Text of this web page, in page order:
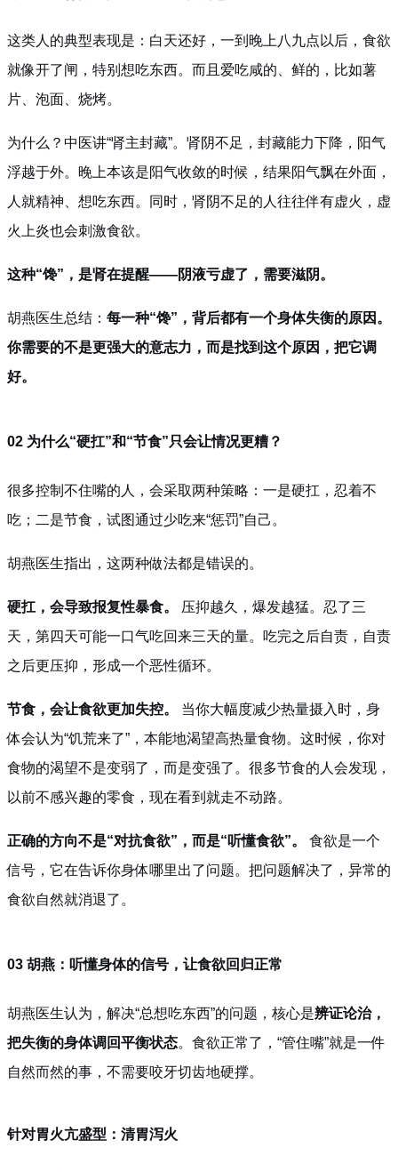
这类人的典型表现是：白天还好，一到晚上八九点以后，食欲
就像开了闸，特别想吃东西。而且爱吃咸的、鲜的，比如薯
片、泡面、烧烤。
为什么？中医讲“肾主封藏”。肾阴不足，封藏能力下降，阳气
浮越于外。晚上本该是阳气收敛的时候，结果阳气飘在外面，
人就精神、想吃东西。同时，肾阴不足的人往往伴有虚火，虚
火上炎也会刺激食欲。
这种“馋”，是肾在提醒——阴液亏虚了，需要滋阴。
胡燕医生总结： 每一种“馋”，背后都有一个身体失衡的原因。
你需要的不是更强大的意志力，而是找到这个原因，把它调
好。
02 为什么“硬扛”和“节食”只会让情况更糟？
很多控制不住嘴的人，会采取两种策略：一是硬扛，忍着不
吃；二是节食，试图通过少吃来“惩罚”自己。
胡燕医生指出，这两种做法都是错误的。
硬扛，会导致报复性暴食。
压抑越久，爆发越猛。忍了三
天，第四天可能一口气吃回来三天的量。吃完之后自责，自责
之后更压抑，形成一个恶性循环。
节食，会让食欲更加失控。
当你大幅度减少热量摄入时，身
体会认为“饥荒来了”，本能地渴望高热量食物。这时候，你对
食物的渴望不是变弱了，而是变强了。很多节食的人会发现，
以前不感兴趣的零食，现在看到就走不动路。
正确的方向不是“对抗食欲”，而是“听懂食欲”。
食欲是一个
信号，它在告诉你身体哪里出了问题。把问题解决了，异常的
食欲自然就消退了。
03 胡燕：听懂身体的信号，让食欲回归正常
胡燕医生认为，解决“总想吃东西”的问题，核心是辨证论治，
把失衡的身体调回平衡状态。食欲正常了，“管住嘴”就是一件
自然而然的事，不需要咬牙切齿地硬撑。
针对胃火亢盛型：清胃泻火